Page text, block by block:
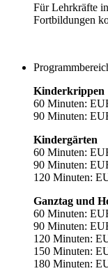
Für Lehrkräfte
Fortbildungen
Kinderkrippen
60 Minuten:
90 Minuten:
Kindergärten
60 Minuten:
90 Minuten:
120 Minuten:
Ganztag und
60 Minuten:
90 Minuten:
120 Minuten:
150 Minuten:
180 Minuten: